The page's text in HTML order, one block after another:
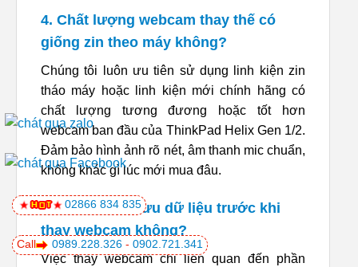
4. Chất lượng webcam thay thế có
giống zin theo máy không?
Chúng tôi luôn ưu tiên sử dụng linh kiện zin
tháo máy hoặc linh kiện mới chính hãng có
chất lượng tương đương hoặc tốt hơn
webcam ban đầu của ThinkPad Helix Gen 1/2.
Đảm bảo hình ảnh rõ nét, âm thanh mic chuẩn,
không khác gì lúc mới mua đâu.
5. Có cần sao lưu dữ liệu trước khi
thay webcam không?
Việc thay webcam chỉ liên quan đến phần
Call 0989.228.326 - 0902.721.341
02866 834 835